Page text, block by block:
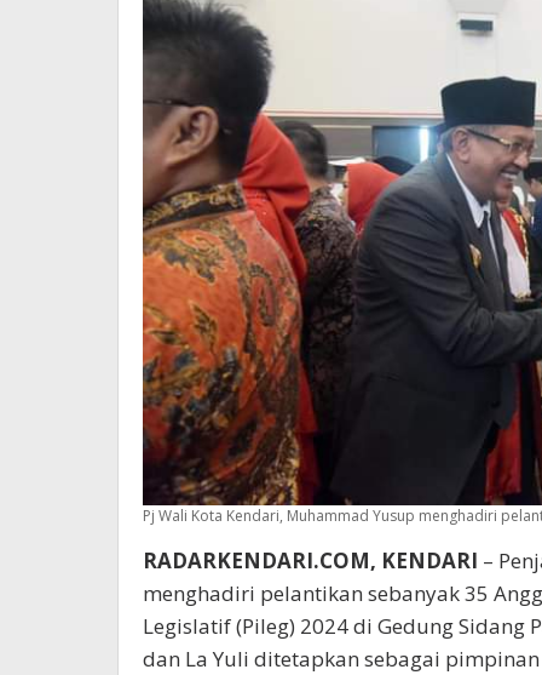
Pj Wali Kota Kendari, Muhammad Yusup menghadiri
RADARKENDARI.COM, KENDARI –
menghadiri pelantikan sebanyak 35
Legislatif (Pileg) 2024 di Gedung Sidang
dan La Yuli ditetapkan sebagai